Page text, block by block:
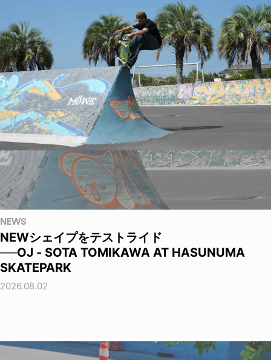
NEWS
NEWシェイプをテストライド
──OJ - SOTA TOMIKAWA AT HASUNUMA
SKATEPARK
2026.08.02